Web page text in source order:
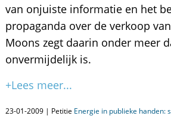
van onjuiste informatie en het
propaganda over de verkoop
Moons zegt daarin onder meer
onvermijdelijk is.
+Lees meer...
23-01-2009 | Petitie Energie in publieke handen: